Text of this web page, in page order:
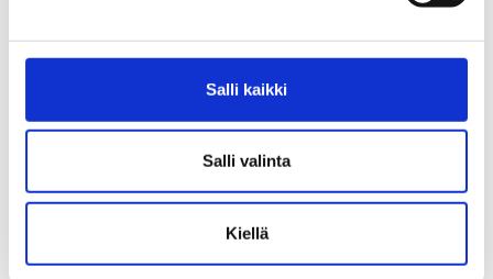
Salli kaikki
Salli valinta
Kiellä
Tee valitus kirjallisesti ja osoita se
sosiaaliturva-asioiden
muutoksenhakulautakunnalle. Jos
valitat sosiaaliturva-asioiden
muutoksenhakulautakunnan
päätöksestä, osoita se